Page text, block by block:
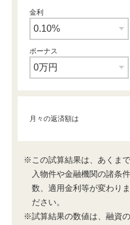
金利
ボーナス
月々の返済額は
※この試算結果は、あくま
入物件や金融機関の諸条
数、適用金利等が変わり
ださい。
※試算結果の数値は、融資